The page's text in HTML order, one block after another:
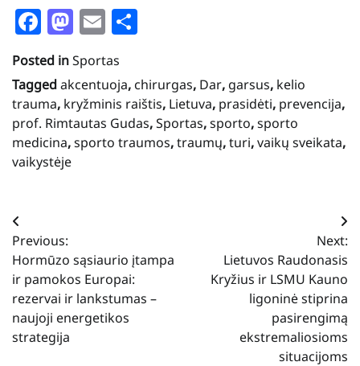
Facebook
Mastodon
Email
Posted inSportas
Taggedakcentuoja, chirurgas, Dar, garsus, kelio
trauma, kryžminis raištis, Lietuva, prasidėti, prevencija,
prof. Rimtautas Gudas,Sportas,sporto,sporto
medicina,sporto traumos,traumų,turi,vaikų sveikata,
vaikystėje
Navigacija
tarp
įrašų
Previous:
Hormūzo sąsiaurio įtampa
ir pamokos Europai:
rezervai ir lankstumas –
naujoji energetikos
strategija
Next:
Lietuvos Raudonasis
Kryžius ir LSMU Kauno
ligoninė stiprina
pasirengimą
ekstremaliosioms
situacijoms